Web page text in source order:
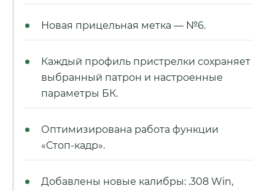
Новая прицельная метка — №6.
Каждый профиль пристрелки сохраняет
выбранный патрон и настроенные
параметры БК.
Оптимизирована работа функции
«Стоп-кадр».
Добавлены новые калибры: .308 Win,